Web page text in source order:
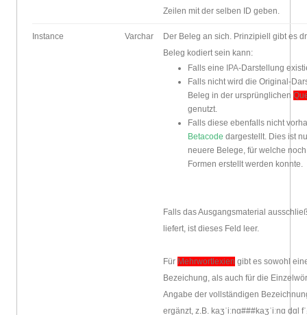
Zeilen mit der selben ID geben.
Instance Varchar
Der Beleg an sich. Prinzipiell gibt es
Beleg kodiert sein kann:
Falls eine IPA-Darstellung
Falls nicht wird die Original-
Beleg in der ursprünglichen
genutzt.
Falls diese ebenfalls nicht
Betacode dargestellt. Dies ist
neuere Belege, für welche
Formen erstellt werden konnte.
Falls das Ausgangsmaterial
liefert, ist dieses Feld leer.
Für Mehrwortlexien gibt es sowohl
Bezeichung, als auch für die
Angabe der vollständigen
ergänzt, z.B. kaʒˈiːnɑ###kaʒˈiːnɑ dɑl